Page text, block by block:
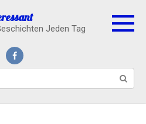
Jeden Tag